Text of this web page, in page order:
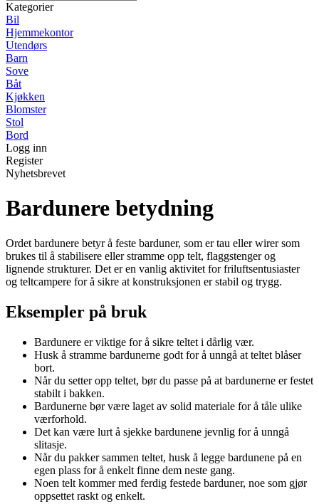
Kategorier
Bil
Hjemmekontor
Utendørs
Barn
Sove
Båt
Kjøkken
Blomster
Stol
Bord
Logg inn
Register
Nyhetsbrevet
Bardunere betydning
Ordet bardunere betyr å feste barduner, som er tau eller wirer som
brukes til å stabilisere eller stramme opp telt, flaggstenger og
lignende strukturer. Det er en vanlig aktivitet for friluftsentusiaster
og teltcampere for å sikre at konstruksjonen er stabil og trygg.
Eksempler på bruk
Bardunere er viktige for å sikre teltet i dårlig vær.
Husk å stramme bardunerne godt for å unngå at teltet blåser
bort.
Når du setter opp teltet, bør du passe på at bardunerne er festet
stabilt i bakken.
Bardunerne bør være laget av solid materiale for å tåle ulike
værforhold.
Det kan være lurt å sjekke bardunene jevnlig for å unngå
slitasje.
Når du pakker sammen teltet, husk å legge bardunene på en
egen plass for å enkelt finne dem neste gang.
Noen telt kommer med ferdig festede barduner, noe som gjør
oppsettet raskt og enkelt.